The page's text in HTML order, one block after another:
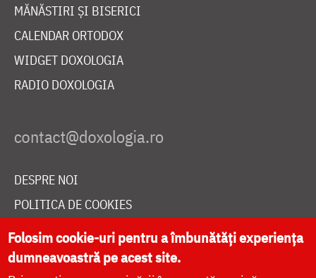
MĂNĂSTIRI ȘI BISERICI
CALENDAR ORTODOX
WIDGET DOXOLOGIA
RADIO DOXOLOGIA
DESPRE NOI
POLITICA DE COOKIES
DONEAZĂ ONLINE PENTRU CATEDRALA NAȚIONALĂ
Folosim cookie-uri pentru a îmbunătăți experiența
dumneavoastră pe acest site.